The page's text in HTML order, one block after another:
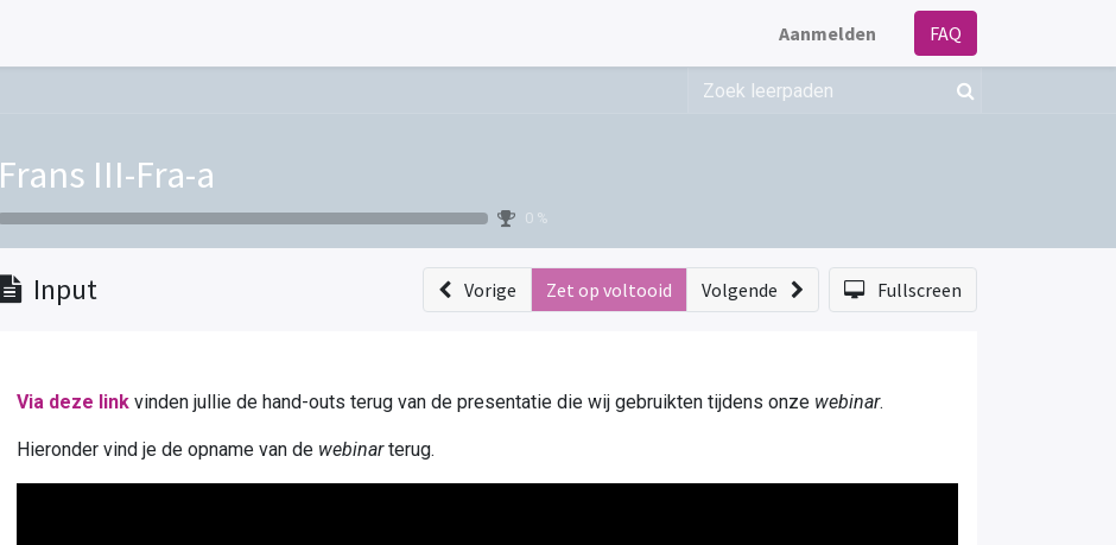
Aanmelden FAQ
Frans III-Fra-a
0 %
Input Vorige Zet op voltooid Volgende Fullscreen
Via deze link vinden jullie de hand-outs terug van de presentatie die wij gebruikten tijdens onze webinar.
Hieronder vind je de opname van de webinarterug.